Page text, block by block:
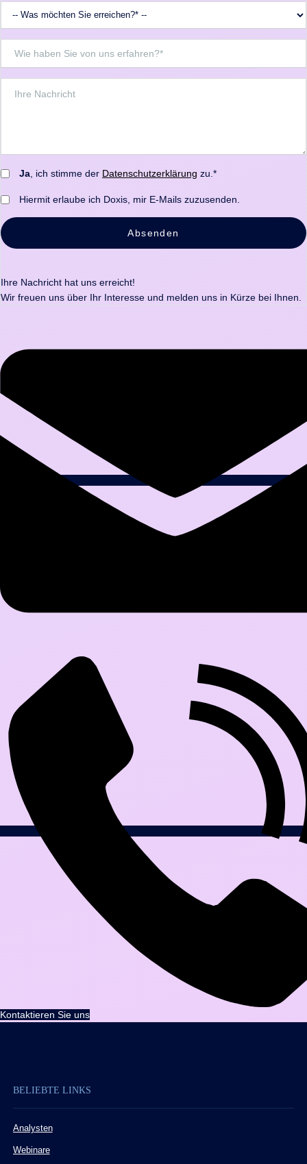
Ja , ich stimme der Datenschutzerklärung zu.*
Hiermit erlaube ich Doxis, mir E-Mails zuzusenden.
Absenden
Ihre Nachricht hat uns erreicht!
Wir freuen uns über Ihr Interesse und melden uns in Kürze bei Ihnen.
Kontaktieren Sie uns
BELIEBTE LINKS
Analysten
Webinare